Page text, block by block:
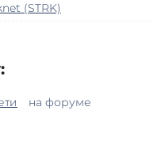
(STRK)
на форуме